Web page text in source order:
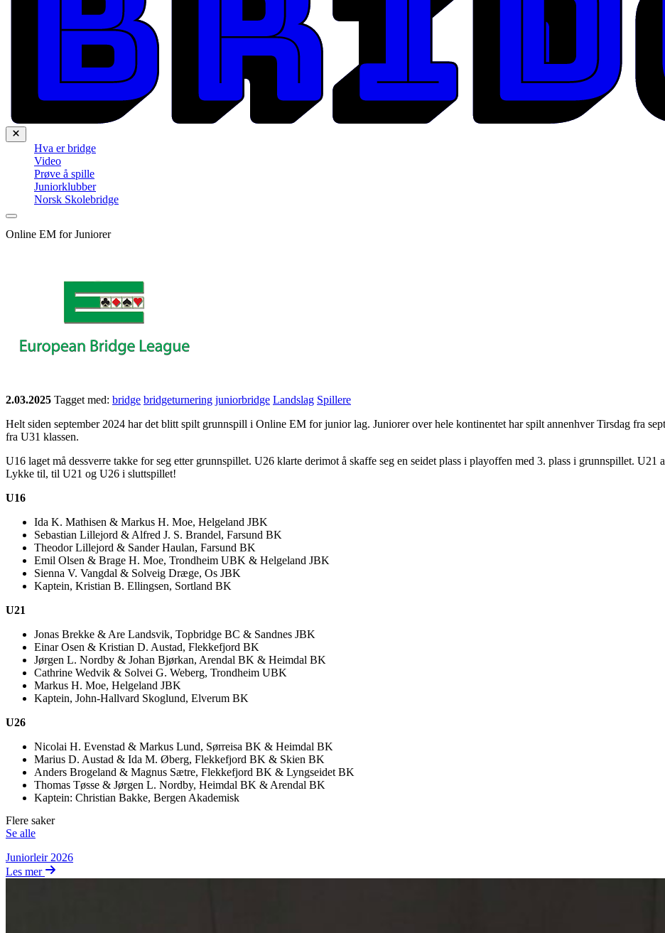
Hva er bridge
Video
Prøve å spille
Juniorklubber
Norsk Skolebridge
Online EM for Juniorer
2.03.2025 Tagget med: bridge bridgeturnering juniorbridge Landslag Spillere
Helt siden september 2024 har det blitt spilt grunnspill i Online EM for junior lag. Juniorer over hele kontinentet har spilt annenhver Tirsdag fra
fra U31 klassen.
U16 laget må dessverre takke for seg etter grunnspillet. U26 klarte derimot å skaffe seg en seidet plass i playoffen med 3. plass i grunnspillet. U21
Lykke til, til U21 og U26 i sluttspillet!
U16
Ida K. Mathisen & Markus H. Moe, Helgeland JBK
Sebastian Lillejord & Alfred J. S. Brandel, Farsund BK
Theodor Lillejord & Sander Haulan, Farsund BK
Emil Olsen & Brage H. Moe, Trondheim UBK & Helgeland JBK
Sienna V. Vangdal & Solveig Dræge, Os JBK
Kaptein, Kristian B. Ellingsen, Sortland BK
U21
Jonas Brekke & Are Landsvik, Topbridge BC & Sandnes JBK
Einar Osen & Kristian D. Austad, Flekkefjord BK
Jørgen L. Nordby & Johan Bjørkan, Arendal BK & Heimdal BK
Cathrine Wedvik & Solvei G. Weberg, Trondheim UBK
Markus H. Moe, Helgeland JBK
Kaptein, John-Hallvard Skoglund, Elverum BK
U26
Nicolai H. Evenstad & Markus Lund, Sørreisa BK & Heimdal BK
Marius D. Austad & Ida M. Øberg, Flekkefjord BK & Skien BK
Anders Brogeland & Magnus Sætre, Flekkefjord BK & Lyngseidet BK
Thomas Tøsse & Jørgen L. Nordby, Heimdal BK & Arendal BK
Kaptein: Christian Bakke, Bergen Akademisk
Flere saker
Se alle
Juniorleir 2026
Les mer